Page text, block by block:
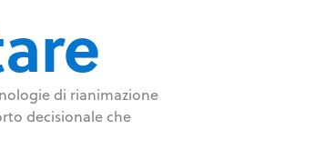
di rianimazione
decisionale che